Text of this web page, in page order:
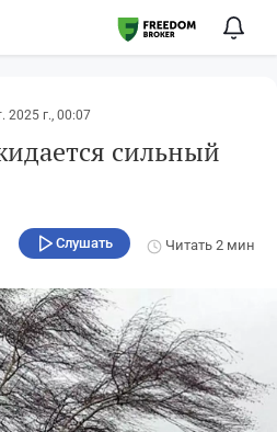
2025 г., 00:07
сильный
Слушать Читать 2 мин